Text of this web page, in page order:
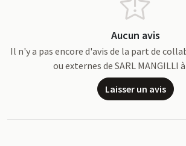
Aucun avis
Il n'y a pas encore d'avis de la part de
ou externes de SARL MANGILLI
Laisser un avis